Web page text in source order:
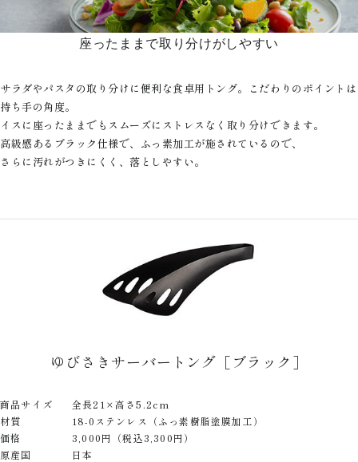
座ったままで取り分けがしやすい
サラダやパスタの取り分けに便利な食卓用トング。こだわりのポイントは
持ち手の角度。
イスに座ったままでもスムーズにストレスなく取り分けできます。
高級感あるブラック仕様で、ふっ素加工が施されているので、
さらに汚れがつきにくく、落としやすい。
ゆびさきサーバートング［ブラック］
商品サイズ
全長21×高さ5.2cm
材質
18-0ステンレス（ふっ素樹脂塗膜加工）
価格
3,000円（税込3,300円）
原産国
日本